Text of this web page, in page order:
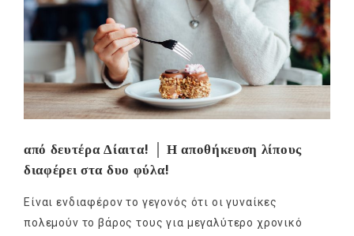
από δευτέρα Δίαιτα! │ Η αποθήκευση λίπους
διαφέρει στα δυο φύλα!
Είναι ενδιαφέρον το γεγονός ότι οι γυναίκες
πολεμούν το βάρος τους για μεγαλύτερο χρονικό